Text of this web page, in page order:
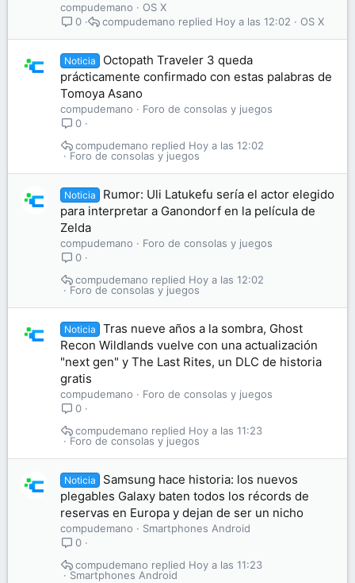
compudemano
OS X
0
OS X
Hoy a las 12:02
compudemano
Noticia
Octopath Traveler 3 queda
prácticamente confirmado con estas palabras de
Tomoya Asano
compudemano
Foro de consolas y juegos
0
Foro de consolas y juegos
Hoy a las 12:02
compudemano
Noticia
Rumor: Uli Latukefu sería el actor elegido
para interpretar a Ganondorf en la película de
Zelda
compudemano
Foro de consolas y juegos
0
Foro de consolas y juegos
Hoy a las 12:02
compudemano
Noticia
Tras nueve años a la sombra, Ghost
Recon Wildlands vuelve con una actualización
"next gen" y The Last Rites, un DLC de historia
gratis
compudemano
Foro de consolas y juegos
0
Foro de consolas y juegos
Hoy a las 11:23
compudemano
Noticia
Samsung hace historia: los nuevos
plegables Galaxy baten todos los récords de
reservas en Europa y dejan de ser un nicho
compudemano
Smartphones Android
0
Smartphones Android
Hoy a las 11:23
compudemano